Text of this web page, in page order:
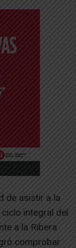
de asistir a la
integral del
a la Ribera
comprobar